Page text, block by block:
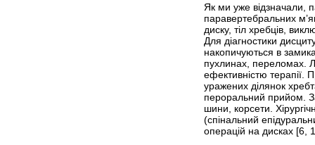
Як ми уже відзначали,
паравертебральних
диску, тіл хребців,
Для діа­гностики
накопичуються в
пухлинах, переломах.
ефективністю терапії.
уражених ділянок
пероральний прийом.
шини, корсети.
(спінальний
операцій на дисках [6,